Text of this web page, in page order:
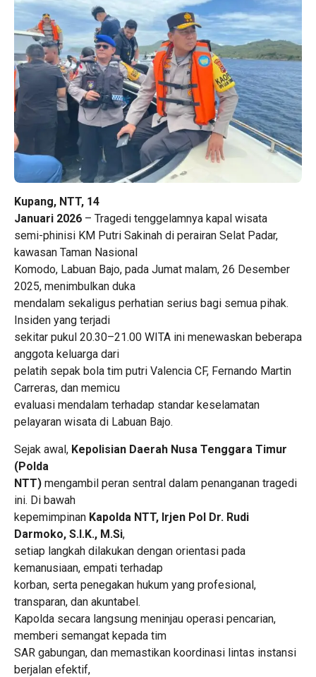
Kupang, NTT, 14
Januari 2026 – Tragedi tenggelamnya kapal wisata
semi-phinisi KM Putri Sakinah di perairan Selat Padar,
kawasan Taman Nasional
Komodo, Labuan Bajo, pada Jumat malam, 26 Desember
2025, menimbulkan duka
mendalam sekaligus perhatian serius bagi semua pihak.
Insiden yang terjadi
sekitar pukul 20.30–21.00 WITA ini menewaskan beberapa
anggota keluarga dari
pelatih sepak bola tim putri Valencia CF, Fernando Martin
Carreras, dan memicu
evaluasi mendalam terhadap standar keselamatan
pelayaran wisata di Labuan Bajo.
Sejak awal, Kepolisian Daerah Nusa Tenggara Timur
(Polda
NTT) mengambil peran sentral dalam penanganan tragedi
ini. Di bawah
kepemimpinan Kapolda NTT, Irjen Pol Dr. Rudi
Darmoko, S.I.K., M.Si,
setiap langkah dilakukan dengan orientasi pada
kemanusiaan, empati terhadap
korban, serta penegakan hukum yang profesional,
transparan, dan akuntabel.
Kapolda secara langsung meninjau operasi pencarian,
memberi semangat kepada tim
SAR gabungan, dan memastikan koordinasi lintas instansi
berjalan efektif,